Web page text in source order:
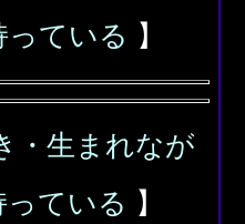
ている 】
・生まれなが
っている 】